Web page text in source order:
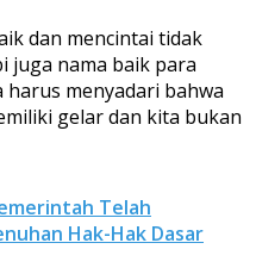
dan mencintai tidak
juga nama baik para
menyadari bahwa
gelar dan kita bukan
Telah
Hak-Hak Dasar